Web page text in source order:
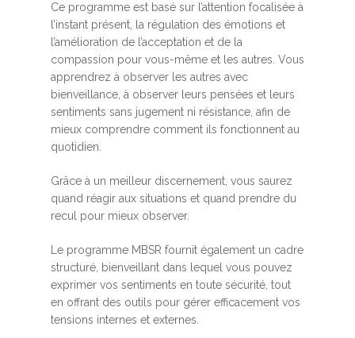
Ce programme est basé sur l’attention focalisée à
l’instant présent, la régulation des émotions et
l’amélioration de l’acceptation et de la
compassion pour vous-même et les autres. Vous
apprendrez à observer les autres avec
bienveillance, à observer leurs pensées et leurs
sentiments sans jugement ni résistance, afin de
mieux comprendre comment ils fonctionnent au
quotidien.
Grâce à un meilleur discernement, vous saurez
quand réagir aux situations et quand prendre du
recul pour mieux observer.
Le programme MBSR fournit également un cadre
structuré, bienveillant dans lequel vous pouvez
exprimer vos sentiments en toute sécurité, tout
en offrant des outils pour gérer efficacement vos
tensions internes et externes.